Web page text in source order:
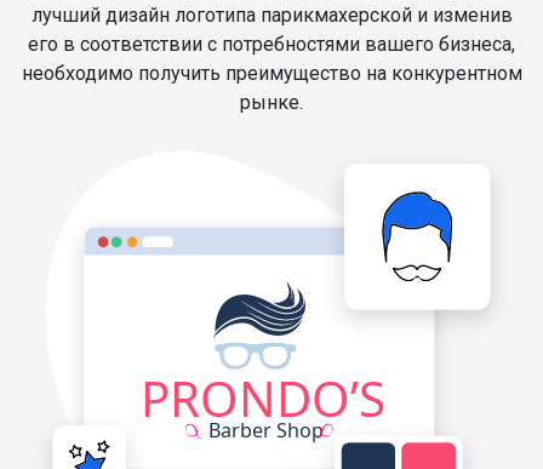
лучший дизайн логотипа парикмахерской и изменив
его в соответствии с потребностями вашего бизнеса,
необходимо получить преимущество на конкурентном
рынке.